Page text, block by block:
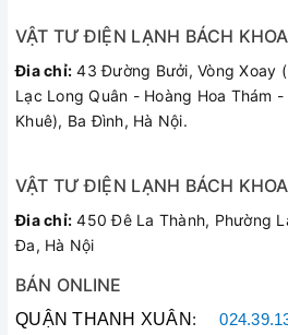
VẬT TƯ ĐIỆN LẠNH BÁCH
Đia chỉ: 43 Đường Bưởi, Vòng Xoay
Lạc Long Quân - Hoàng Hoa Thám
Khuê), Ba Đình, Hà Nội.
VẬT TƯ ĐIỆN LẠNH BÁCH
Đia chỉ: 450 Đê La Thành, Phường
Đa, Hà Nội
BÁN ONLINE
QUẬN THANH XUÂN :